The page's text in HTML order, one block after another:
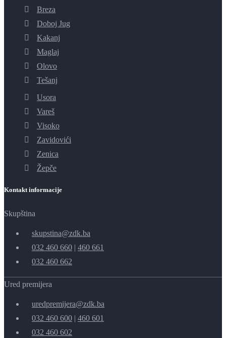
Breza
Doboj Jug
Kakanj
Maglaj
Olovo
Tešanj
Usora
Vareš
Visoko
Zavidovići
Zenica
Žepče
Kontakt informacije
Skupština
skupstina@zdk.ba
032 460 660 | 460 661
032 460 662
Ured premijera
uredpremijera@zdk.ba
032 460 600 | 460 601
032 460 602